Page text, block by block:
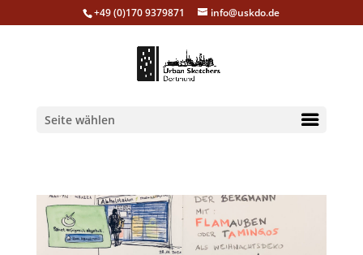
+49 (0)170 9379871 info@uskdo.de
Seite wählen